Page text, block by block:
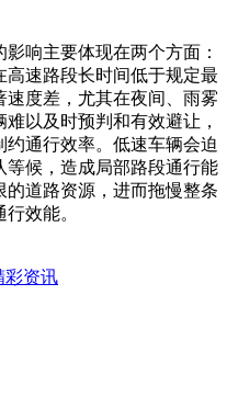
响主要体现在两个方面：
速路段长时间低于规定最
度差，尤其在夜间、雨雾
以及时预判和有效避让，
通行效率。低速车辆会迫
候，造成局部路段通行能
道路资源，进而拖慢整条
效能。
彩资讯